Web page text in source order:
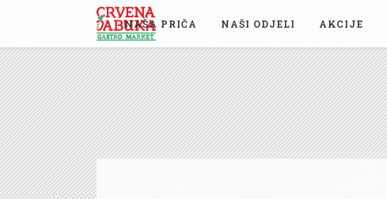
NAŠA PRIČA NAŠI ODJELI AKCIJE